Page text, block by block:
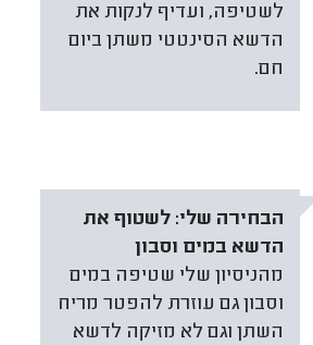
לשטיפה, ועדיף לנקות את
הדשא הסינטטי משתן ביום
חם.
הבחירה שלי: לשטוף את
הדשא במים וסבון
מהניסיון שלי שטיפה במים
וסבון גם עוזרת להפטר מריח
השתן וגם לא מזיקה לדשא